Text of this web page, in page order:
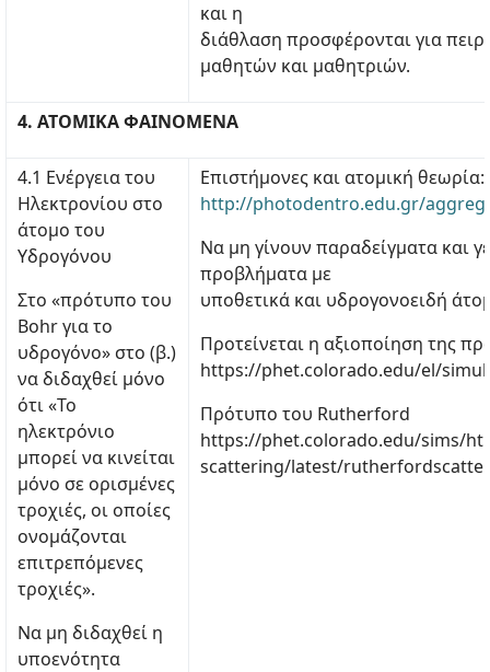
και η
διάθλαση προσφέρονται για
μαθητών και μαθητριών.
4. ΑΤΟΜΙΚΑ ΦΑΙΝΟΜΕΝΑ
4.1 Ενέργεια του
Ηλεκτρονίου στο
άτομο του
Υδρογόνου
Στο «πρότυπο του
Bohr για το
υδρογόνο» στο (β.)
να διδαχθεί μόνο
ότι «Το
ηλεκτρόνιο
μπορεί να κινείται
μόνο σε ορισμένες
τροχιές, οι οποίες
ονομάζονται
επιτρεπόμενες
τροχιές».
Να μη διδαχθεί η
υποενότητα
Επιστήμονες και ατομική θεωρία:
http://photodentro.edu.gr/
Να μη γίνουν παραδείγματα και
προβλήματα με
υποθετικά και υδρογονοειδή
Προτείνεται η αξιοποίηση της
https://phet.colorado.edu/el/
Πρότυπο του Rutherford
https://phet.colorado.edu/sims/
scattering/latest/